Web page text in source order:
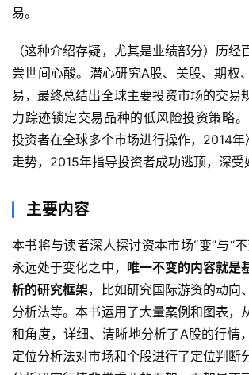
易。
（这种介绍存疑，尤其是业绩部分）历经
尝世间心酸。潜心研究A股、美股、期权
易，最终总结出全球主要投资市场的交易
力踪迹锁定交易品种的低风险投资策略
投资者在全球多个市场进行操作，2014
走势，2015年指导投资者成功逃顶，深受
主要内容
本书将与读者深人探讨资本市场“变”与“
永远处于变化之中， 唯一不变的内容就是
析的研究框架，比如研究国际游资的动向
分析法等。本书运用了大量案例和图表，
和角度，详细、清晰地分析了A股的行情
定位分析法对市场和个股进行了定位判断